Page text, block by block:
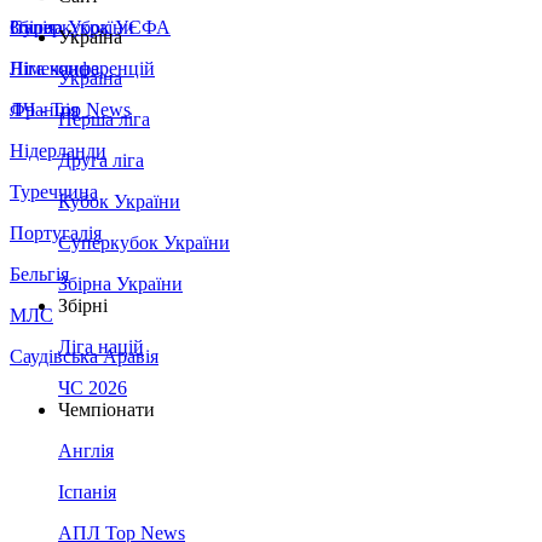
Збірна України
Італія
Німеччина
Франція
Нідерланди
Туреччина
Португалія
Бельгія
МЛС
Саудівська Аравія
Суперкубок УЄФА
Ліга конференцій
ЛЧ - Top News
Україна
Україна
Перша ліга
Друга ліга
Кубок України
Суперкубок України
Збірна України
Збірні
Ліга націй
ЧС 2026
Чемпіонати
Англія
Іспанія
АПЛ Top News